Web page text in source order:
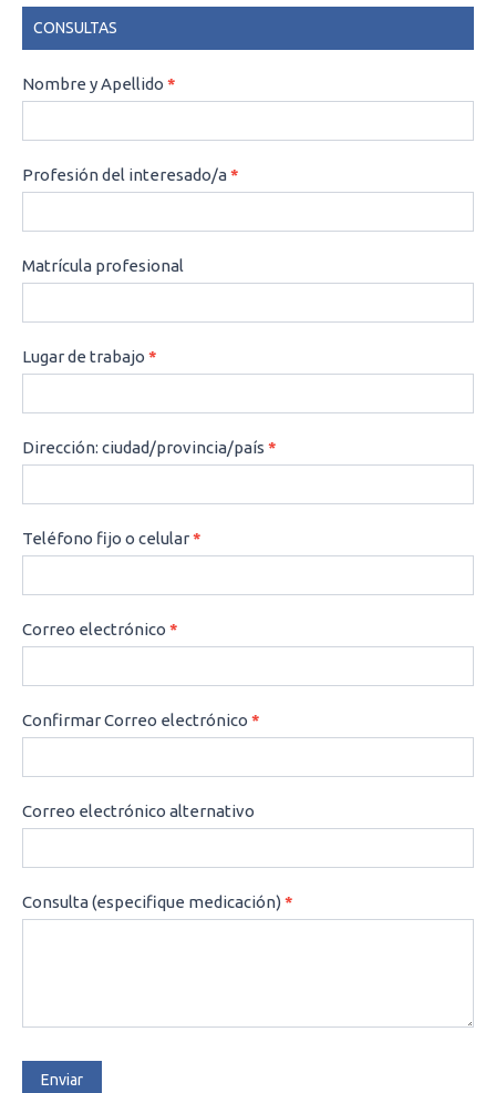
CONSULTAS
CONSULTAS
Nombre y Apellido *
Profesión del interesado/a*
Matrícula profesional
Lugar de trabajo *
Dirección: ciudad/provincia/país *
Teléfono fijo o celular*
Correo electrónico *
Confirmar Correo electrónico *
Correo electrónico alternativo
Consulta (especifique medicación)*
Enviar